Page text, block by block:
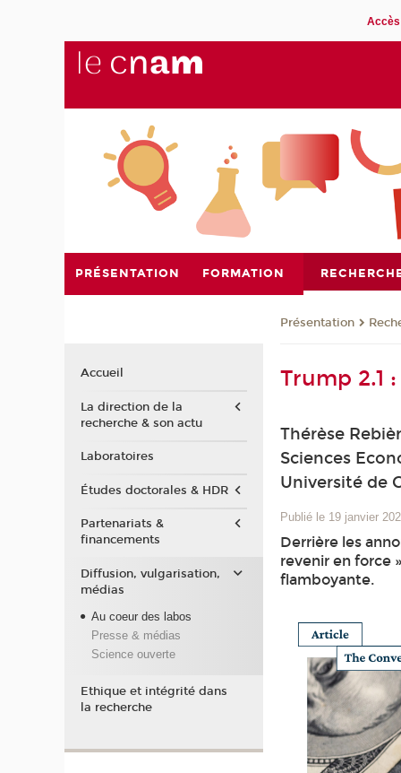
PRÉSENTATION FORMATION
Présentation
Trump 2.1
Thérèse
Sciences
Université de
Publié le 19 janvier
Derrière les
revenir en force
flamboyante.
Accueil
La direction de la
recherche & son actu
Laboratoires
Études doctorales & HDR
Partenariats &
financements
Diffusion, vulgarisation,
médias
Au coeur des labos
Presse & médias
Science ouverte
Ethique et intégrité dans
la recherche